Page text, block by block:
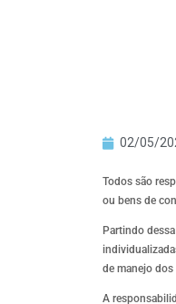
02/05/
Todos são
ou bens de
Partindo
de manejo
A